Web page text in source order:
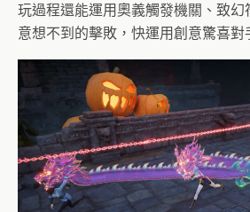
玩過程還能運用奧義觸發機關、致幻
意想不到的擊敗，快運用創意驚喜對